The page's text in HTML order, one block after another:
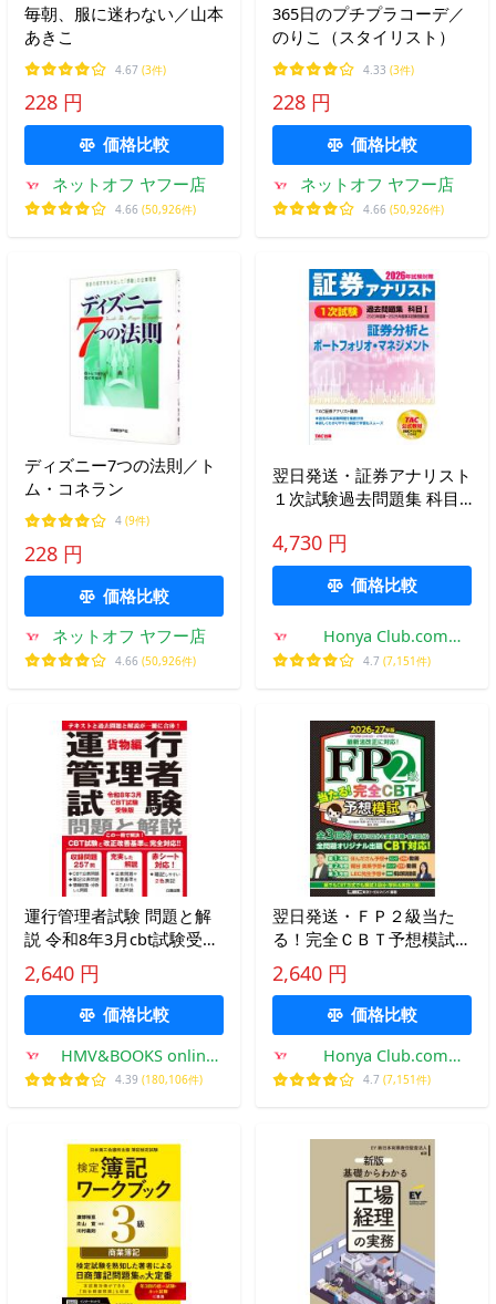
毎朝、服に迷わない／山本
あきこ
4.67 (3件)
228 円
価格比較
ネットオフ ヤフー店
4.66 (50,926件)
365日のプチプラコーデ／
のりこ（スタイリスト）
4.33 (3件)
228 円
価格比較
ネットオフ ヤフー店
4.66 (50,926件)
ディズニー7つの法則／ト
ム・コネラン
4 (9件)
228 円
価格比較
ネットオフ ヤフー店
4.66 (50,926件)
翌日発送・証券アナリスト
１次試験過去問題集 科目
ＴＡＣ株式会社（証券
4,730 円
価格比較
Honya Club.com
Yahoo!店
4.7 (7,151件)
運行管理者試験 問題と解
説 令和8年3月cbt試験受験
版 貨物編 / 公論出版
〔本〕
2,640 円
価格比較
HMV&BOOKS online
Yahoo!店
4.39 (180,106件)
翌日発送・ＦＰ２級当た
る！完全ＣＢＴ予想模試
２０２６ー２７年版/東京
リーガルマインド
2,640 円
価格比較
Honya Club.com
Yahoo!店
4.7 (7,151件)